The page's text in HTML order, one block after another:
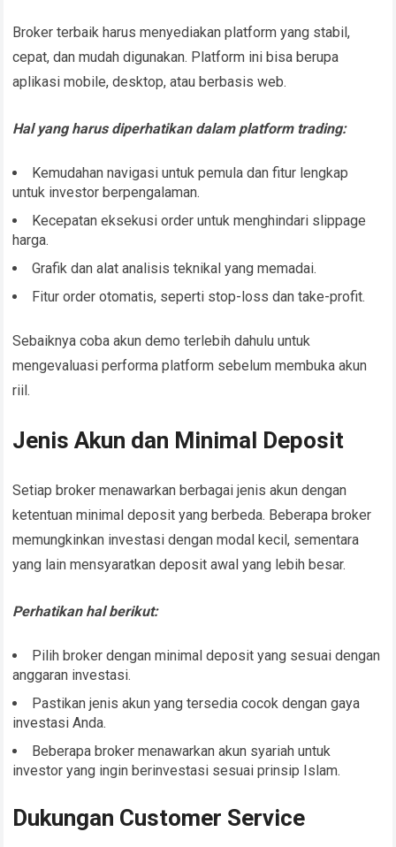
Broker terbaik harus menyediakan platform yang stabil,
cepat, dan mudah digunakan. Platform ini bisa berupa
aplikasi mobile, desktop, atau berbasis web.
Hal yang harus diperhatikan dalam platform trading:
Kemudahan navigasi untuk pemula dan fitur lengkap
untuk investor berpengalaman.
Kecepatan eksekusi order untuk menghindari slippage
harga.
Grafik dan alat analisis teknikal yang memadai.
Fitur order otomatis, seperti stop-loss dan take-profit.
Sebaiknya coba akun demo terlebih dahulu untuk
mengevaluasi performa platform sebelum membuka akun
riil.
Jenis Akun dan Minimal Deposit
Setiap broker menawarkan berbagai jenis akun dengan
ketentuan minimal deposit yang berbeda. Beberapa broker
memungkinkan investasi dengan modal kecil, sementara
yang lain mensyaratkan deposit awal yang lebih besar.
Perhatikan hal berikut:
Pilih broker dengan minimal deposit yang sesuai dengan
anggaran investasi.
Pastikan jenis akun yang tersedia cocok dengan gaya
investasi Anda.
Beberapa broker menawarkan akun syariah untuk
investor yang ingin berinvestasi sesuai prinsip Islam.
Dukungan Customer Service